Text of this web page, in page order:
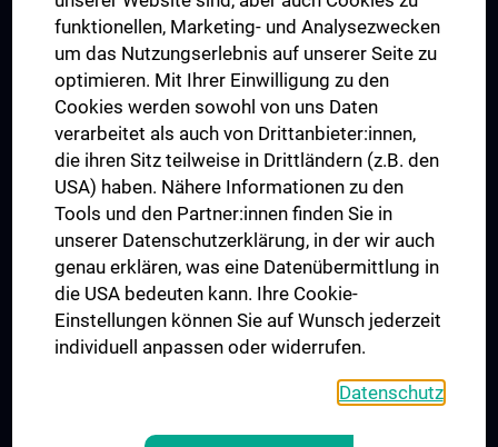
ABGESCHLOSSENE PROJEKTE
Erweiterung des Anna Spiegel-Forschungsgebäudes
Himberg Neubau
Josephinum - Sammlungen der Medizinischen Universität Wien
STORIES
Folgen Sie uns auf
funktionellen, Marketing- und Analysezwecken
um das Nutzungserlebnis auf unserer Seite zu
optimieren. Mit Ihrer Einwilligung zu den
Cookies werden sowohl von uns Daten
verarbeitet als auch von Drittanbieter:innen,
die ihren Sitz teilweise in Drittländern (z.B. den
USA) haben. Nähere Informationen zu den
Tools und den Partner:innen finden Sie in
unserer Datenschutzerklärung, in der wir auch
genau erklären, was eine Datenübermittlung in
die USA bedeuten kann. Ihre Cookie-
Einstellungen können Sie auf Wunsch jederzeit
individuell anpassen oder widerrufen.
Datenschutz